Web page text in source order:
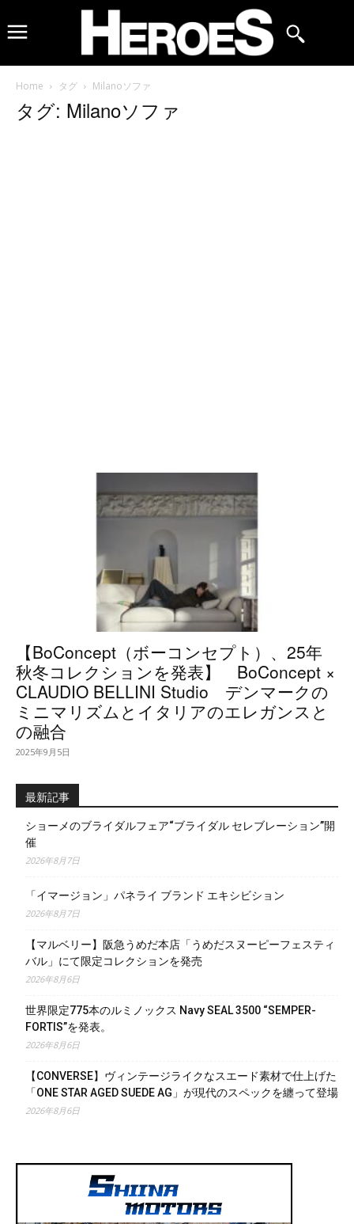
Home タグ Milanoソファ
タグ: Milanoソファ
【BoConcept（ボーコンセプト）、25年
秋冬コレクションを発表】 BoConcept ×
CLAUDIO BELLINI Studio デンマークの
ミニマリズムとイタリアのエレガンスと
の融合
2025年9月5日
最新記事
ショーメのブライダルフェア“ブライダル セレブレーション”開
催
2026年8月7日
「イマージョン」パネライ ブランド エキシビション
2026年8月7日
【マルベリー】阪急うめだ本店「うめだスヌーピーフェスティ
バル」にて限定コレクションを発売
2026年8月6日
世界限定775本のルミノックス Navy SEAL 3500 “SEMPER-
FORTIS”を発表。
2026年8月6日
【CONVERSE】ヴィンテージライクなスエード素材で仕上げた
「ONE STAR AGED SUEDE AG」が現代のスペックを纏って登場
2026年8月6日